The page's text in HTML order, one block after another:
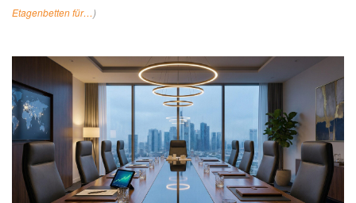
Etagenbetten für…)